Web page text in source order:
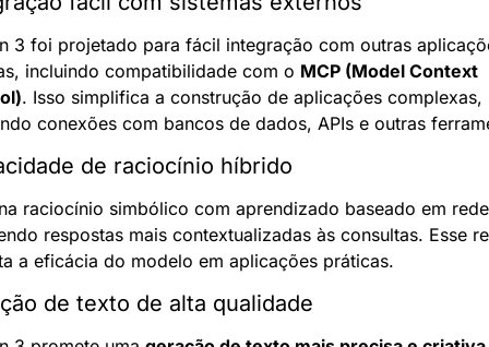
3 foi projetado para fácil integração com outras
incluindo compatibilidade com o MCP (Model Context
. Isso simplifica a construção de aplicações complexas,
conexões com bancos de dados, APIs e outras
de raciocínio híbrido
raciocínio simbólico com aprendizado baseado em
respostas mais contextualizadas às consultas. Esse
a eficácia do modelo em aplicações práticas.
de texto de alta qualidade